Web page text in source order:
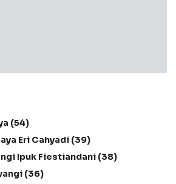
(54)
Eri Cahyadi (39)
Ipuk Fiestiandani (38)
(36)